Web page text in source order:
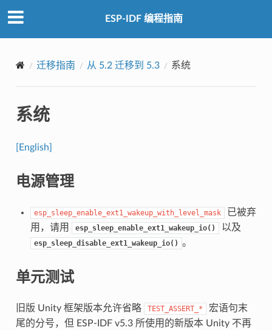
ESP-IDF 编程指南
迁移指南 从 5.2 迁移到 5.3 系统
系统
[English]
电源管理
esp_sleep_enable_ext1_wakeup_with_level_mask
已被弃
用，请用
esp_sleep_enable_ext1_wakeup_io() 以及
esp_sleep_disable_ext1_wakeup_io() 。
单元测试
旧版 Unity 框架版本允许省略 TEST_ASSERT_*
宏语句末
尾的分号，但 ESP-IDF v5.3 所使用的新版本 Unity 不再